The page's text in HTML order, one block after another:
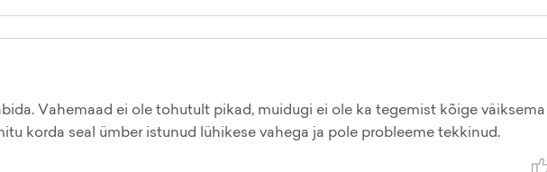
Vahemaad ei ole tohutult pikad, muidugi ei ole ka tegemist kõige väiksema
korda seal ümber istunud lühikese vahega ja pole probleeme tekkinud.